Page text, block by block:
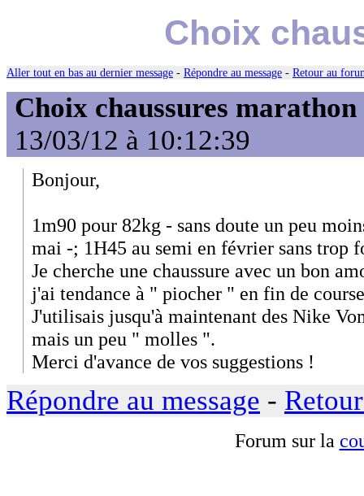
Choix
Aller tout en bas au dernier message - Répondre au message - Retour au
Choix chaussures marathon
13/03/12 à 10:12:39
Bonjour,
1m90 pour 82kg - sans doute un peu
mai -; 1H45 au semi en février sans trop
Je cherche une chaussure avec un bon
j'ai tendance à " piocher " en fin de
J'utilisais jusqu'à maintenant des Nike
mais un peu " molles ".
Merci d'avance de vos suggestions !
Répondre au message -
Forum sur la